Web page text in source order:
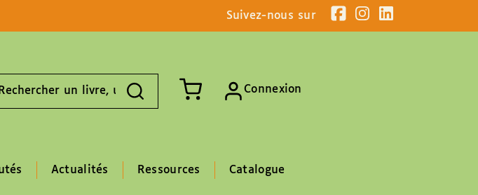
Suivez-nous sur
Connexion
Actualités Ressources Catalogue